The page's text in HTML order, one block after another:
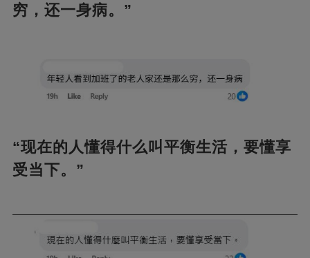
穷，还一身病。”
“现在的人懂得什么叫平衡生活，要懂享
受当下。”